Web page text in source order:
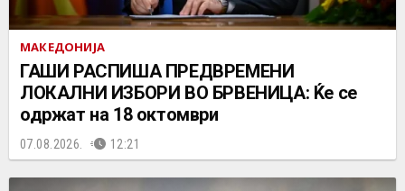
МАКЕДОНИЈА
ГАШИ РАСПИША ПРЕДВРЕМЕНИ
ЛОКАЛНИ ИЗБОРИ ВО БРВЕНИЦА: Ќе се
одржат на 18 октомври
07.08.2026. 12:21